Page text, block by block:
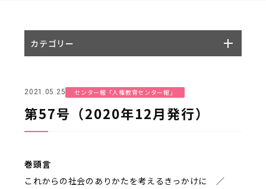
2021.05.25 センター報「人権教育センター報」
第57号（2020年12月発行）
巻頭言
これからの社会のありかたを考えるきっかけに ／
カテゴリー